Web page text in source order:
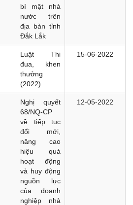
bí mật nhà
nước trên
địa bàn tỉnh
Đắk Lắk
Luật Thi
đua, khen
thưởng
(2022)
15-06-2022
Nghị quyết
68/NQ-CP
về tiếp tục
đổi mới,
nâng cao
hiệu quả
hoạt động
và huy động
nguồn lực
của doanh
nghiệp nhà
12-05-2022